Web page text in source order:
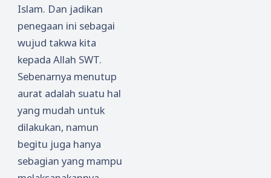
Islam. Dan jadikan
penegaan ini sebagai
wujud takwa kita
kepada Allah SWT.
Sebenarnya menutup
aurat adalah suatu hal
yang mudah untuk
dilakukan, namun
begitu juga hanya
sebagian yang mampu